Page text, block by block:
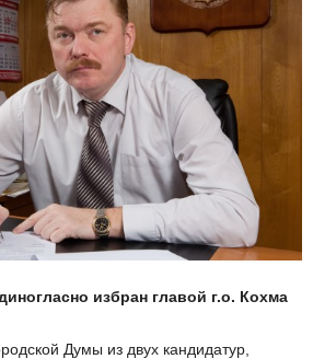
избран главой г.о. Кохма
Думы из двух кандидатур,